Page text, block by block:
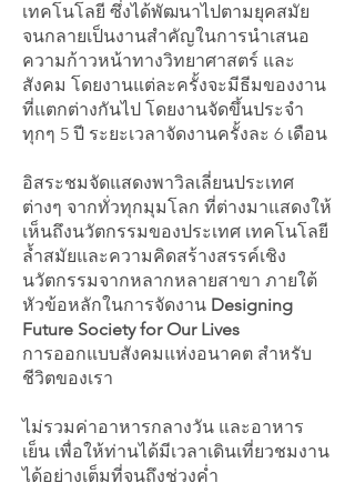
เทคโนโลยี ซึ่งได้พัฒนาไปตามยุคสมัย
จนกลายเป็นงานสำคัญในการนำเสนอ
ความก้าวหน้าทางวิทยาศาสตร์ และ
สังคม โดยงานแต่ละครั้งจะมีธีมของงาน
ที่แตกต่างกันไป โดยงานจัดขึ้นประจำ
ทุกๆ 5 ปี ระยะเวลาจัดงานครั้งละ 6 เดือน
อิสระชมจัดแสดงพาวิลเลี่ยนประเทศ
ต่างๆ จากทั่วทุกมุมโลก ที่ต่างมาแสดงให้
เห็นถึงนวัตกรรมของประเทศ เทคโนโลยี
ล้ำสมัยและความคิดสร้างสรรค์เชิง
นวัตกรรมจากหลากหลายสาขา ภายใต้
หัวข้อหลักในการจัดงาน Designing
Future Society for Our Lives
การออกแบบสังคมแห่งอนาคต สำหรับ
ชีวิตของเรา
ไม่รวมค่าอาหารกลางวัน และอาหาร
เย็น เพื่อให้ท่านได้มีเวลาเดินเที่ยวชมงาน
ได้อย่างเต็มที่จนถึงช่วงค่ำ